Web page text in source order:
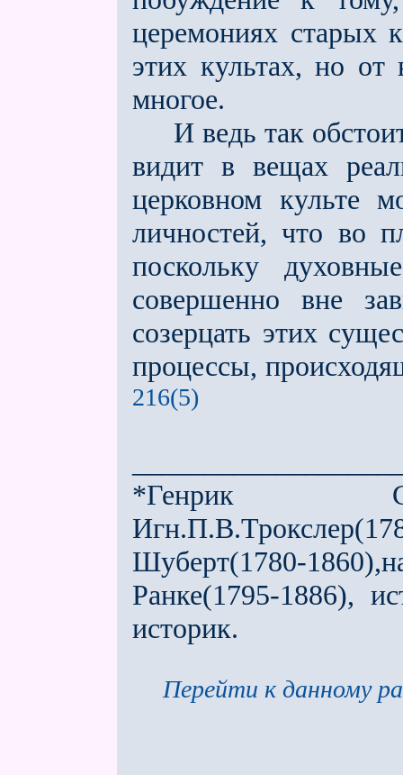
церемониях старых
этих культах, но от
многое.
И ведь так
видит в вещах
церковном культе
личностей, что во
поскольку
совершенно вне
созерцать этих
процессы,
216(5)
*Генрик
Шуберт(1780-
Ранке(1795-1886),
историк.
Перейти к данному